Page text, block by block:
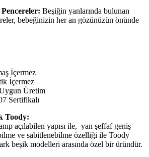
Beşiğin yanlarında bulunan
bebeğinizin her an gözünüzün önünde
İçermez
İçermez
Üretim
Sertifikalı
Toody:
açılabilen yapısı ile, yan şeffaf geniş
ve sabitlenebilme özelliği ile Toody
beşik modelleri arasında özel bir üründür.